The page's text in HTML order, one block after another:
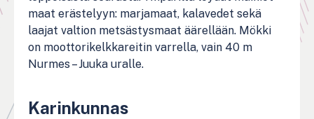
maat erästelyyn: marjamaat, kalavedet sekä
laajat valtion metsästysmaat äärellään. Mökki
on moottorikelkkareitin varrella, vain 40 m
Nurmes – Juuka uralle.
Karinkunnas